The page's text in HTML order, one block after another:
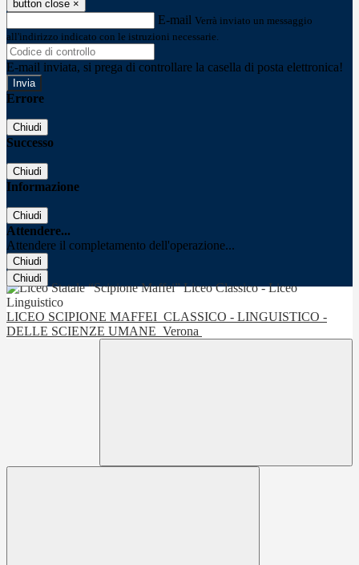
button close ×
E-mail Verrà inviato un messaggio
all'indirizzo indicato con le istruzioni necessarie.
E-mail inviata, si prega di controllare la casella di posta elettronica!
Errore
Chiudi
Successo
Chiudi
Informazione
Chiudi
Attendere...
Attendere il completamento dell'operazione...
Chiudi
Chiudi
LICEO SCIPIONE MAFFEI CLASSICO - LINGUISTICO -
DELLE SCIENZE UMANE Verona